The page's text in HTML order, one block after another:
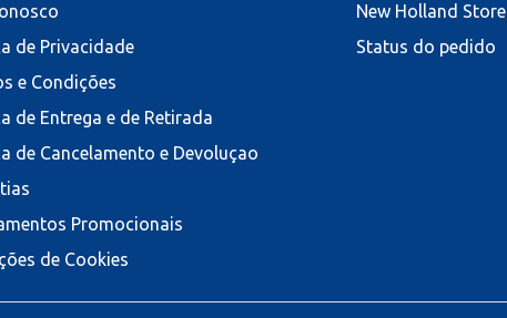
de Privacidade
e Condições
de Entrega e de Retirada
de Cancelamento e Devoluçao
Promocionais
de Cookies
New Holland Store
Status do pedido